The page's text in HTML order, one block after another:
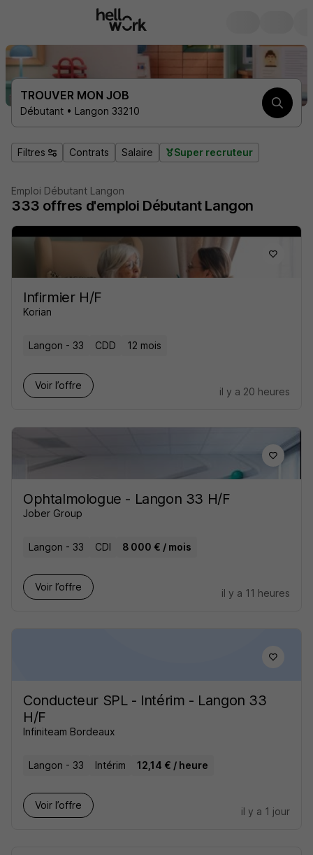
TROUVER MON JOB
Débutant • Langon 33210
Filtres Contrats Salaire Super recruteur
Emploi Débutant Langon
333 offres d'emploi Débutant Langon
Infirmier H/F
Korian
Langon - 33 CDD 12 mois
Voir l’offre
il y a 20 heures
Ophtalmologue - Langon 33 H/F
Jober Group
Langon - 33 CDI 8 000 € / mois
Voir l’offre
il y a 11 heures
Conducteur SPL - Intérim - Langon 33
H/F
Infiniteam Bordeaux
Langon - 33 Intérim 12,14 € / heure
Voir l’offre
il y a 1 jour